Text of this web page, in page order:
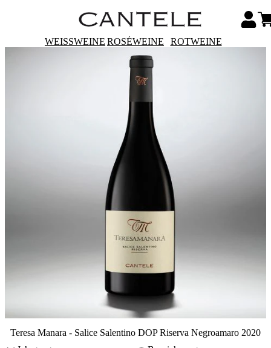
WEISSWEINE ROSÉWEINE ROTWEINE
Teresa Manara - Salice Salentino DOP Riserva Negroamaro 2020